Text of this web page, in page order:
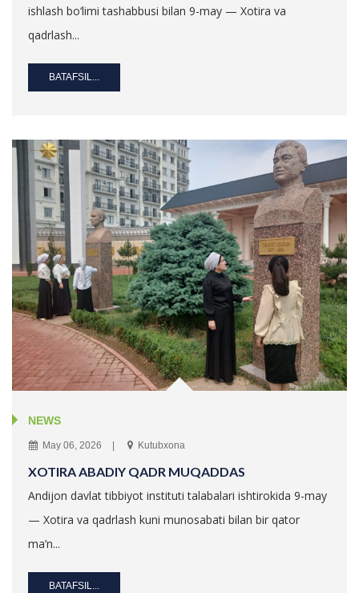
ishlash bo‘limi tashabbusi bilan 9-may — Xotira va
qadrlash...
BATAFSIL...
NEWS
May 06, 2026 Kutubxona
XOTIRA ABADIY QADR MUQADDAS
Andijon davlat tibbiyot instituti talabalari ishtirokida 9-may
— Xotira va qadrlash kuni munosabati bilan bir qator
ma’n...
BATAFSIL...